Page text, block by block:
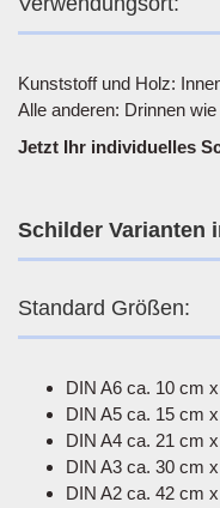
Kunststoff und Holz:
Alle anderen: Drinnen
Jetzt Ihr individuelles
Schilder Varianten
Standard Größen:
DIN A6 ca. 10 cm
DIN A5 ca. 15 cm
DIN A4 ca. 21 cm
DIN A3 ca. 30 cm
DIN A2 ca. 42 cm